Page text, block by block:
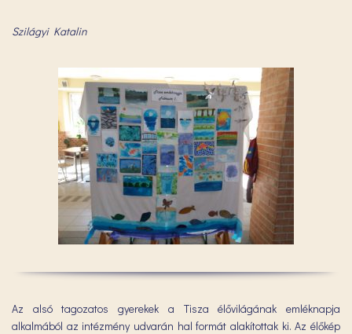
Szilágyi Katalin
Az alsó tagozatos gyerekek a Tisza élővilágának emléknapja
alkalmából az intézmény udvarán hal formát alakítottak ki. Az élőkép